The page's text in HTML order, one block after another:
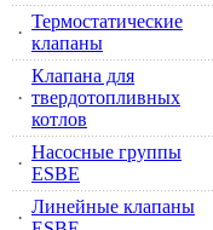
·
Термостатические
клапаны
·
Клапана для
твердотопливных
котлов
·
Насосные группы
ESBE
·
Линейные клапаны